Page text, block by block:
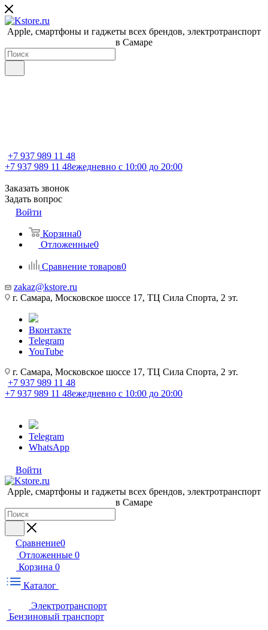
Apple, cмартфоны и гаджеты всех брендов, электротранспорт
в Самаре
+7 937 989 11 48
+7 937 989 11 48ежедневно с 10:00 до 20:00
Заказать звонок
Задать вопрос
Войти
Корзина0
Отложенные0
Сравнение товаров0
zakaz@kstore.ru
г. Самара, Московское шоссе 17, ТЦ Сила Спорта, 2 эт.
Вконтакте
Telegram
YouTube
г. Самара, Московское шоссе 17, ТЦ Сила Спорта, 2 эт.
+7 937 989 11 48
+7 937 989 11 48ежедневно с 10:00 до 20:00
Telegram
WhatsApp
Войти
Apple, cмартфоны и гаджеты всех брендов, электротранспорт
в Самаре
Сравнение0
Отложенные 0
Корзина 0
Каталог
Электротранспорт
Бензиновый транспорт